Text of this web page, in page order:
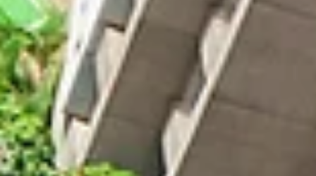
Alexandre de Moraes, para quem a possibilidade de
penhora do bem não viola o direito à moradia do
que exerce seu direito à propriedade